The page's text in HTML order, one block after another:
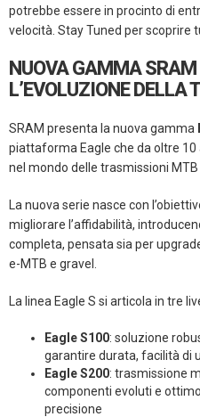
potrebbe essere in procinto di
velocità. Stay Tuned per scoprire
NUOVA GAMMA SRAM
L’EVOLUZIONE
SRAM presenta la nuova gamma
piattaforma Eagle che da oltre
nel mondo delle trasmissioni MTB
La nuova serie nasce con
migliorare l’affidabilità,
completa, pensata sia per
e-MTB e gravel.
La linea Eagle S si articola in tre
Eagle S100: soluzione
garantire durata, facilità di
Eagle S200: trasmissione
componenti evoluti e
precisione